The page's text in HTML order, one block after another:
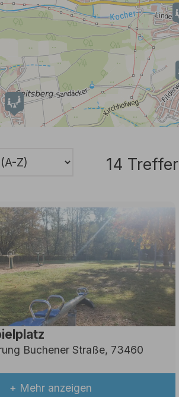
14 Treffer
Buchener Straße, 73460
+ Mehr anzeigen